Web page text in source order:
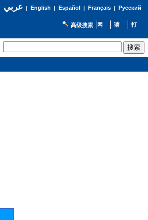
عربي| English | Español | Français| Русский
高级搜索